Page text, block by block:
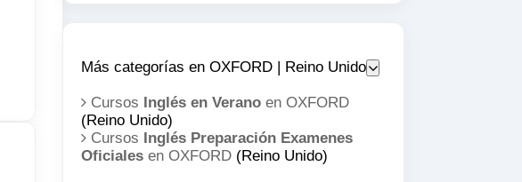
Más categorías en OXFORD | Reino Unido
Cursos Inglés en Verano en OXFORD
(Reino Unido)
Cursos Inglés Preparación Examenes
Oficiales en OXFORD (Reino Unido)